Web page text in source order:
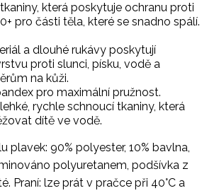
která poskytuje ochranu proti
pro části těla, které se snadno spálí.
a dlouhé rukávy poskytují
proti slunci, písku, vodě a
na kůži.
pro maximální pružnost.
rychle schnoucí tkaniny, která
dítě ve vodě.
plavek: 90% polyester, 10% bavlna,
polyuretanem, podšívka z
Praní: lze prát v pračce při 40°C a